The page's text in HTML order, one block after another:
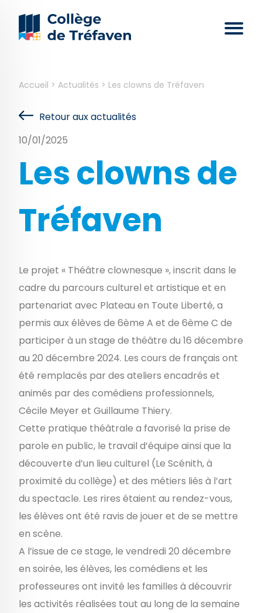
Accueil > Actualités > Les clowns de Tréfaven
Retour aux actualités
10/01/2025
Les clowns de
Tréfaven
Le projet « Théâtre clownesque », inscrit dans le
cadre du parcours culturel et artistique et en
partenariat avec Plateau en Toute Liberté, a
permis aux élèves de 6ème A et de 6ème C de
participer à un stage de théâtre du 16 décembre
au 20 décembre 2024. Les cours de français ont
été remplacés par des ateliers encadrés et
animés par des comédiens professionnels,
Cécile Meyer et Guillaume Thiery.
Cette pratique théâtrale a favorisé la prise de
parole en public, le travail d’équipe ainsi que la
découverte d’un lieu culturel (Le Scénith, à
proximité du collège) et des métiers liés à l’art
du spectacle. Les rires étaient au rendez-vous,
les élèves ont été ravis de jouer et de se mettre
en scène.
A l’issue de ce stage, le vendredi 20 décembre
en soirée, les élèves, les comédiens et les
professeures ont invité les familles à découvrir
les activités réalisées tout au long de la semaine